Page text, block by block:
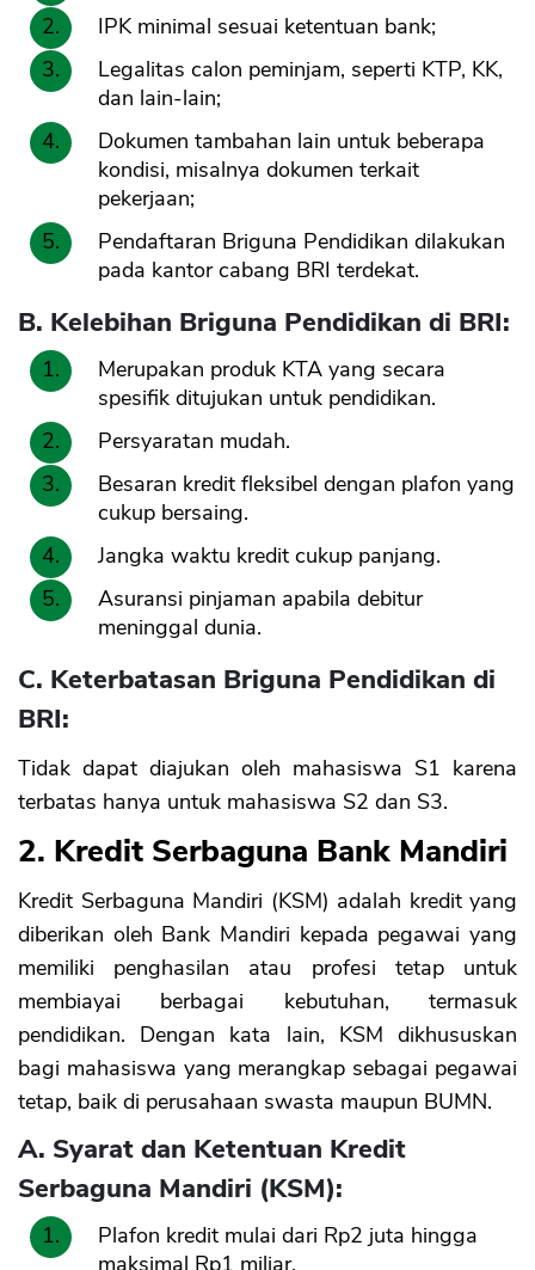
IPK minimal sesuai ketentuan bank;
Legalitas calon peminjam, seperti KTP, KK,
dan lain-lain;
Dokumen tambahan lain untuk beberapa
kondisi, misalnya dokumen terkait
pekerjaan;
Pendaftaran Briguna Pendidikan dilakukan
pada kantor cabang BRI terdekat.
B. Kelebihan Briguna Pendidikan di BRI:
Merupakan produk KTA yang secara
spesifik ditujukan untuk pendidikan.
Persyaratan mudah.
Besaran kredit fleksibel dengan plafon yang
cukup bersaing.
Jangka waktu kredit cukup panjang.
Asuransi pinjaman apabila debitur
meninggal dunia.
C. Keterbatasan Briguna Pendidikan di
BRI:
Tidak dapat diajukan oleh mahasiswa S1 karena
terbatas hanya untuk mahasiswa S2 dan S3.
2. Kredit Serbaguna Bank Mandiri
Kredit Serbaguna Mandiri (KSM) adalah kredit yang
diberikan oleh Bank Mandiri kepada pegawai yang
memiliki penghasilan atau profesi tetap untuk
membiayai berbagai kebutuhan, termasuk
pendidikan. Dengan kata lain, KSM dikhususkan
bagi mahasiswa yang merangkap sebagai pegawai
tetap, baik di perusahaan swasta maupun BUMN.
A. Syarat dan Ketentuan Kredit
Serbaguna Mandiri (KSM):
Plafon kredit mulai dari Rp2 juta hingga